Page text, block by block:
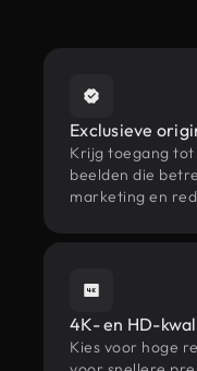
Exclusieve
Krijg toegang
beelden die
marketing en
4K- en HD-
Kies voor hoge